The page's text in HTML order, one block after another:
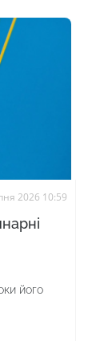
2026 10:59
його